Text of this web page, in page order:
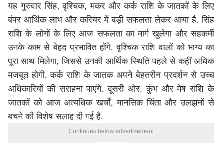
यह गुरुवार सिंह, वृश्चिक, मकर और कर्क राशि के जातकों के लिए
बंपर आर्थिक लाभ और करियर में बड़ी सफलता लेकर आया है. सिंह
राशि के लोगों के लिए आज सफलता का मार्ग खुलेगा और सहकर्मी
उनके काम से बेहद प्रभावित होंगे. वृश्चिक राशि वालों को भाग्य का
पूरा साथ मिलेगा, जिससे उनकी आर्थिक स्थिति पहले से कहीं अधिक
मजबूत होगी. कर्क राशि के जातक अपने बेहतरीन प्रदर्शन से उच्च
अधिकारियों की सराहना पाएंगे. दूसरी ओर, कुंभ और मेष राशि के
जातकों को आज अत्यधिक खर्चों, मानसिक चिंता और उलझनों से
बचने की विशेष सलाह दी गई है.
Continues below advertisement